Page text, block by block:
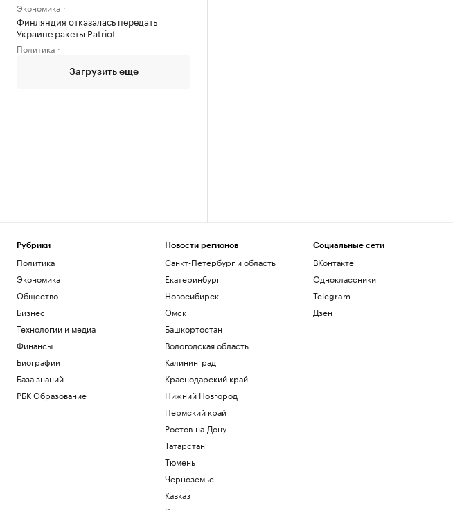
Экономика
Финляндия отказалась передать
Украине ракеты Patriot
Политика
Загрузить еще
Рубрики
Политика
Экономика
Общество
Бизнес
Технологии и медиа
Финансы
Биографии
База знаний
РБК Образование
Новости регионов
Санкт-Петербург и область
Екатеринбург
Новосибирск
Омск
Башкортостан
Вологодская область
Калининград
Краснодарский край
Нижний Новгород
Пермский край
Ростов-на-Дону
Татарстан
Тюмень
Черноземье
Кавказ
Социальные сети
ВКонтакте
Одноклассники
Telegram
Дзен